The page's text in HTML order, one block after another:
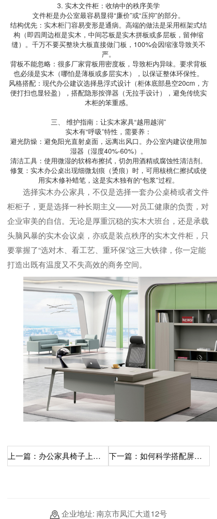
3. 实木文件柜：收纳中的秩序美学
文件柜是办公室最容易显得“廉价”或“压抑”的部分。
结构优先：实木柜门容易变形是通病。高端的做法是采用框架式结
构（即四周边框是实木，中间芯板是实木拼板或多层板，留伸缩
缝）。千万不要买整块大板直接做门板，100%会因缩涨导致关不
严。
背板不能忽略：很多厂家背板用密度板，导致柜内异味。要求背板
也必须是实木（哪怕是薄板或多层实木），以保证整体环保性。
风格搭配：现代办公建议选择悬浮式设计（柜体底部悬空20cm，方
便打扫也显轻盈），搭配隐形按弹器（无拉手设计），避免传统实
木柜的笨重感。
三、 维护指南：让实木家具“越用越润”
实木有“呼吸”特性，需要养：
避光防燥：避免阳光直射桌面，远离出风口。办公室内建议使用加
湿器（湿度40%-60%）。
清洁工具：使用微湿的软棉布擦拭，切勿用酒精或腐蚀性清洁剂。
修复：实木办公桌出现细微划痕（烫痕）时，可用核桃仁擦拭或使
用实木修补蜡笔，这是实木独有的“包浆”过程。
选择实木办公家具，不仅是选择一套办公桌椅或者文件
柜柜子，更是选择一种长期主义——对员工健康的负责，对
企业审美的自信。无论是厚重沉稳的实木大班台，还是承载
头脑风暴的实木会议桌，亦或是装点秩序的实木文件柜，只
要掌握了“选对木、看工艺、重环保”这三大铁律，你一定能
打造出既有温度又不失高效的商务空间。
上一篇：办公家具椅子上的权力游戏 下一篇：如何科学搭配屏风办公桌椅
企业地址: 南京市凤汇大道12号